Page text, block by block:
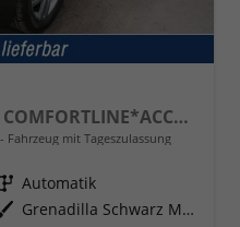
Comfortline 1.5 TSI DSG COMFORTLINE*ACC*LED*PDC*KAMERA*NAVI*SHZ* 7-SITZER 17-ZOLL
Fahrzeug mit Tageszulassung
Getriebe Automatik
Außenfarbe
Grenadilla Schwarz Metallic